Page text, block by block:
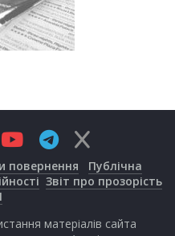
повернення
Публічна
Звіт про прозорість
матеріалів сайта